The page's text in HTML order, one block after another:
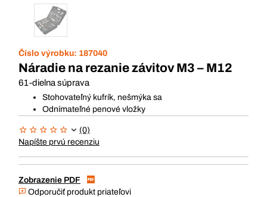
Číslo výrobku: 187040
Náradie na rezanie závitov M3 – M12
61-dielna súprava
Stohovateľný kufrík, nešmýka sa
Odnímateľné penové vložky
(0)
Napíšte prvú recenziu
Zobrazenie PDF
Odporučiť produkt priateľovi